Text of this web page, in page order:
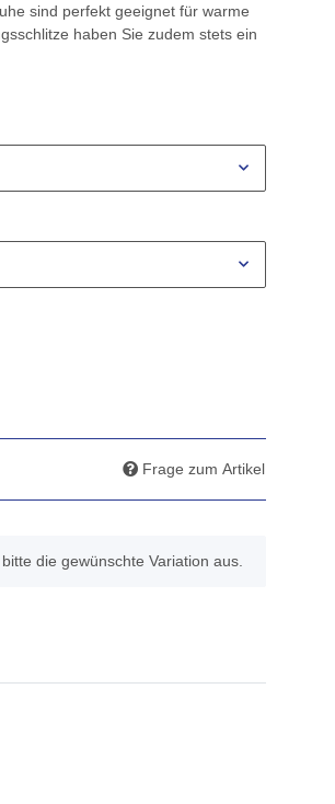
sind perfekt geeignet für warme
haben Sie zudem stets ein
Frage zum Artikel
die gewünschte Variation aus.